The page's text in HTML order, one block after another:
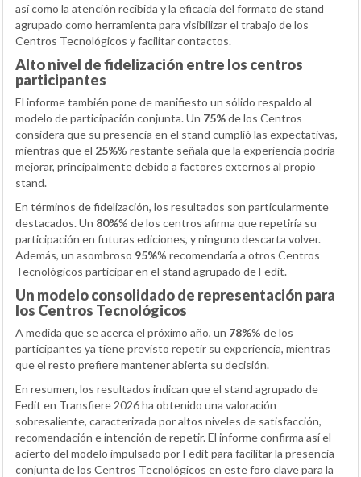
así como la atención recibida y la eficacia del formato de stand
agrupado como herramienta para visibilizar el trabajo de los
Centros Tecnológicos y facilitar contactos.
Alto nivel de fidelización entre los centros
participantes
El informe también pone de manifiesto un sólido respaldo al
modelo de participación conjunta. Un 75%de los Centros
considera que su presencia en el stand cumplió las expectativas,
mientras que el 25%% restante señala que la experiencia podría
mejorar, principalmente debido a factores externos al propio
stand.
En términos de fidelización, los resultados son particularmente
destacados. Un 80%% de los centros afirma que repetiría su
participación en futuras ediciones, y ninguno descarta volver.
Además, un asombroso 95%% recomendaría a otros Centros
Tecnológicos participar en el stand agrupado de Fedit.
Un modelo consolidado de representación para
los Centros Tecnológicos
A medida que se acerca el próximo año, un 78%% de los
participantes ya tiene previsto repetir su experiencia, mientras
que el resto prefiere mantener abierta su decisión.
En resumen, los resultados indican que el stand agrupado de
Fedit en Transfiere 2026 ha obtenido una valoración
sobresaliente, caracterizada por altos niveles de satisfacción,
recomendación e intención de repetir. El informe confirma así el
acierto del modelo impulsado por Fedit para facilitar la presencia
conjunta de los Centros Tecnológicos en este foro clave para la